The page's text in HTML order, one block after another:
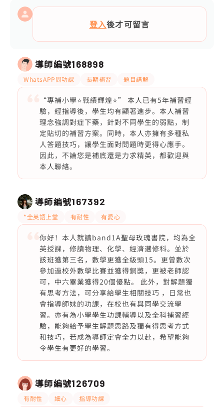
登入後才可留言
導師編號168898
WhatsAPP問功課 長期補習 題目講解
“專補小學⭐️戰績輝煌⭐️” 本人已有5年補習經
驗，經指導後，學生均有顯著進步。本人補習
理念強調對症下藥，針對不同學生的弱點，制
定貼切的補習方案。同時，本人亦擁有多種私
人答題技巧，讓學生面對問題時更得心應手。
因此，不論您是補底還是力求精英，都歡迎與
本人聯絡。
導師編號167392
*全英語上堂 有耐性 有愛心
你好！本人就讀band1A聖母玫瑰書院，均為全
英授課，修讀物理、化學、經濟選修科。並於
該班獲第三名，數學更獲全級頭15。更曾數次
參加過校外數學比賽並獲得銅獎，更被老師認
可，中六畢業獲得20個優點。 此外，對解題獨
有思考方法，可分享給學生相關技巧 ，日常也
會指導師妹的功課，在校也有與同學交流學
習。亦有為小學學生功課輔導以及全科補習經
驗，能夠給予學生解題思路及獨有得思考方式
和技巧，若成為導師定會全力以赴，希望能夠
令學生有更好的學習。
導師編號126709
有耐性 細心 指導功課